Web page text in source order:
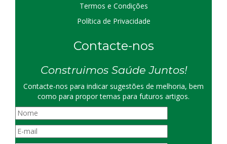
Termos e Condições
Política de Privacidade
Contacte-nos
Construimos Saúde Juntos!
Contacte-nos para indicar sugestões de melhoria, bem
como para propor temas para futuros artigos.